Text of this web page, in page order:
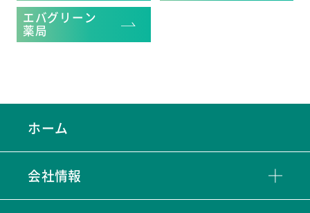
エバグリーン
薬局
ホーム
会社情報